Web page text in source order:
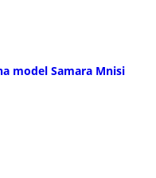
model Samara Mnisi